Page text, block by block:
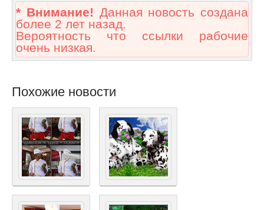
* Внимание! Данная новость создана
более 2 лет назад.
Вероятность что ссылки рабочие
очень низкая.
Похожие новости